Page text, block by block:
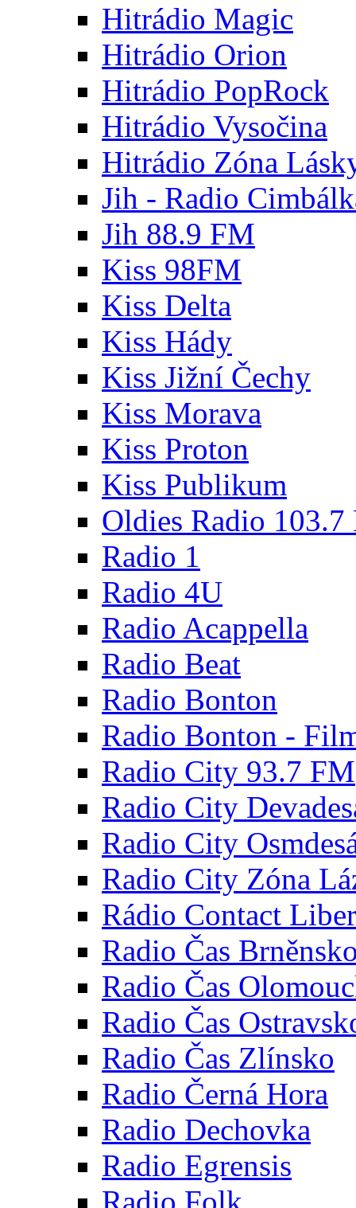
Hitrádio Magic
Hitrádio Orion
Hitrádio PopRock
Hitrádio Vysočina
Hitrádio Zóna
Jih - Radio
Jih 88.9 FM
Kiss 98FM
Kiss Delta
Kiss Hády
Kiss Jižní Čechy
Kiss Morava
Kiss Proton
Kiss Publikum
Oldies Radio 103.7
Radio 1
Radio 4U
Radio Acappella
Radio Beat
Radio Bonton
Radio Bonton -
Radio City 93.7 FM
Radio City
Radio City
Radio City Zóna
Rádio Contact
Radio Čas
Radio Čas
Radio Čas
Radio Čas Zlínsko
Radio Černá Hora
Radio Dechovka
Radio Egrensis
Radio Folk